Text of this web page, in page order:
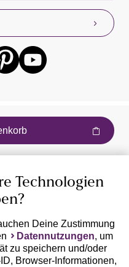
Technologien
Deine Zustimmung
Datennutzungen, um
zu speichern und/oder
Browser-Informationen,